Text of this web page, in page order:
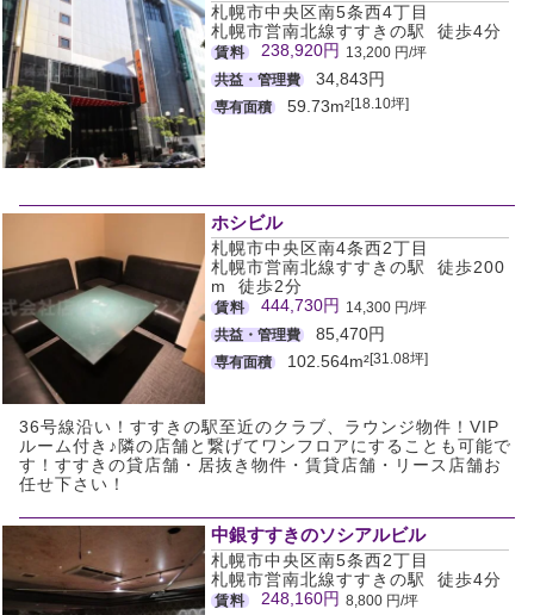
札幌市中央区南5条西4丁目
札幌市営南北線すすきの駅 徒歩4分
賃料 238,920円 13,200 円/坪
共益・管理費
34,843円
専有面積 59.73m²[18.10坪]
ホシビル
札幌市中央区南4条西2丁目
札幌市営南北線すすきの駅 徒歩200
m 徒歩2分
賃料 444,730円 14,300 円/坪
共益・管理費
85,470円
専有面積 102.564m²[31.08坪]
36号線沿い！すすきの駅至近のクラブ、ラウンジ物件！VIP
ルーム付き♪隣の店舗と繋げてワンフロアにすることも可能で
す！すすきの貸店舗・居抜き物件・賃貸店舗・リース店舗お
任せ下さい！
中銀すすきのソシアルビル
札幌市中央区南5条西2丁目
札幌市営南北線すすきの駅 徒歩4分
賃料 248,160円 8,800 円/坪